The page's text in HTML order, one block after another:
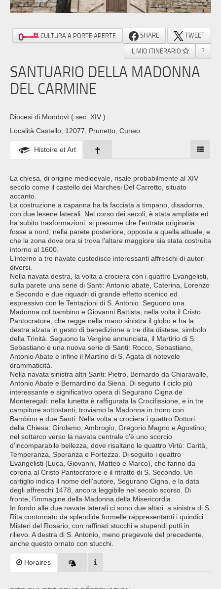
CULTURA A PORTE APERTE SHARE
TWEET
IL MIO ITINERARIO
?
SANTUARIO DELLA MADONNA
DEL CARMINE
Diocesi di Mondovì ( sec. XIV )
Località Castello, 12077, Prunetto, Cuneo
Histoire et Art
La chiesa, di origine medioevale, risale probabilmente al XIV
secolo come il castello dei Marchesi Del Carretto, situato
accanto.
La costruzione a capanna ha la facciata a timpano, disadorna,
con due lesene laterali. Nel corso dei secoli, è stata ampliata ed
ha subito trasformazioni: si presume che l'entrata originaria
fosse a nord, nella parete posteriore, opposta a quella attuale, e
che la zona dove ora si trova l'altare maggiore sia stata costruita
intorno al 1600.
L’interno a tre navate custodisce interessanti affreschi di autori
diversi.
Nella navata destra, la volta a crociera con i quattro Evangelisti,
sulla parete una serie di Santi: Antonio abate, Caterina, Lorenzo
e Secondo e due riquadri di grande effetto scenico ed
espressivo con le Tentazioni di S. Antonio. Seguono una
Madonna col bambino e Giovanni Battista; nella volta il Cristo
Pantocratore, che regge nella mano sinistra il globo e ha la
destra alzata in gesto di benedizione a tre dita distese, simbolo
della Trinità. Seguono la Vergine annunciata, il Martirio di S.
Sebastiano e una nuova serie di Santi: Rocco, Sebastiano,
Antonio Abate e infine il Martirio di S. Agata di notevole
drammaticità.
Nella navata sinistra altri Santi: Pietro, Bernardo da Chiaravalle,
Antonio Abate e Bernardino da Siena. Di seguito il ciclo più
interessante e significativo opera di Segurano Cigna de
Monteregali: nella lunetta è raffigurata la Crocifissione, e in tre
campiture sottostanti, troviamo la Madonna in trono con
Bambino e due Santi. Nella volta a crociera i quattro Dottori
della Chiesa: Girolamo, Ambrogio, Gregorio Magno e Agostino;
nel sottarco verso la navata centrale c'è uno scorcio
d'incomparabile bellezza, dove risaltano le quattro Virtù: Carità,
Temperanza, Speranza e Fortezza. Di seguito i quattro
Evangelisti (Luca, Giovanni, Matteo e Marco), che fanno da
corona al Cristo Pantocratore e il ritratto di S. Secondo. Un
cartiglio indica il nome dell'autore, Segurano Cigna, e la data
degli affreschi 1478, ancora leggibile nel secolo scorso. Di
fronte, l'immagine della Madonna della Misericordia.
In fondo alle due navate laterali ci sono due altari: a sinistra di S.
Rita contornato da splendide formelle rappresentanti i quindici
Misteri del Rosario, con raffinati stucchi e stupendi putti in
rilievo. A destra di S. Antonio, meno pregevole del precedente,
anche questo ornato con stucchi.
Horaires